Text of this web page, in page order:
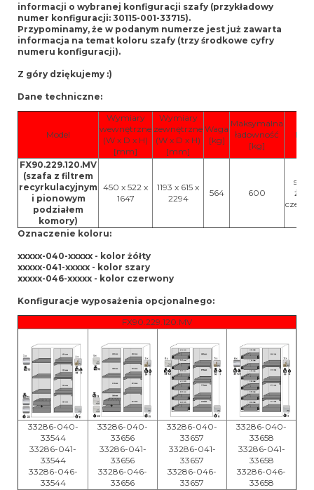
informacji o wybranej konfiguracji szafy (przykładowy
numer konfiguracji: 30115-001-33715).
Przypominamy, że w podanym numerze jest już zawarta
informacja na temat koloru szafy (trzy środkowe cyfry
numeru konfiguracji).
Z góry dziękujemy :)
Dane techniczne:
Model
Wymiary
wewnętrzne
(W x D x H)
[mm]
Wymiary
zewnętrzne
(W x D x H)
[mm]
Waga
[kg]
Maksymalna
ładowność
[kg]
FX90.229.120.MV
(szafa z filtrem
recyrkulacyjnym
i pionowym
podziałem
komory)
450 x 522 x
1647
1193 x 615 x
2294
564 600
Oznaczenie koloru:
xxxxx-040-xxxxx - kolor żółty
xxxxx-041-xxxxx - kolor szary
xxxxx-046-xxxxx - kolor czerwony
Konfiguracje wyposażenia opcjonalnego:
FX90.229.120.MV
33286-040-
33544
33286-041-
33544
33286-046-
33544
33286-040-
33656
33286-041-
33656
33286-046-
33656
33286-040-
33657
33286-041-
33657
33286-046-
33657
33286-040-
33658
33286-041-
33658
33286-046-
33658